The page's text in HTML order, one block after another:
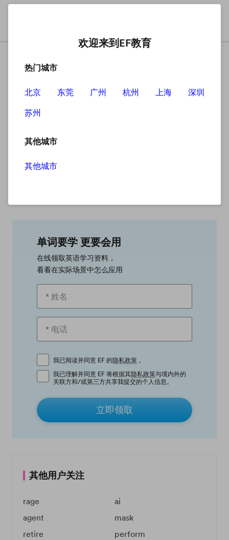
单词要学 更要会用
在线领取英语学习资料，
看看在实际场景中怎么应用
我已阅读并同意 EF 的隐私政策 。
我已理解并同意 EF 将根据其隐私政策与境内外的
关联方和/或第三方共享我提交的个人信息。
立即领取
其他用户关注
rage
ai
agent
mask
retire
perform
欢迎来到EF教育
热门城市
北京 东莞 广州 杭州 上海
深圳
苏州
其他城市
其他城市